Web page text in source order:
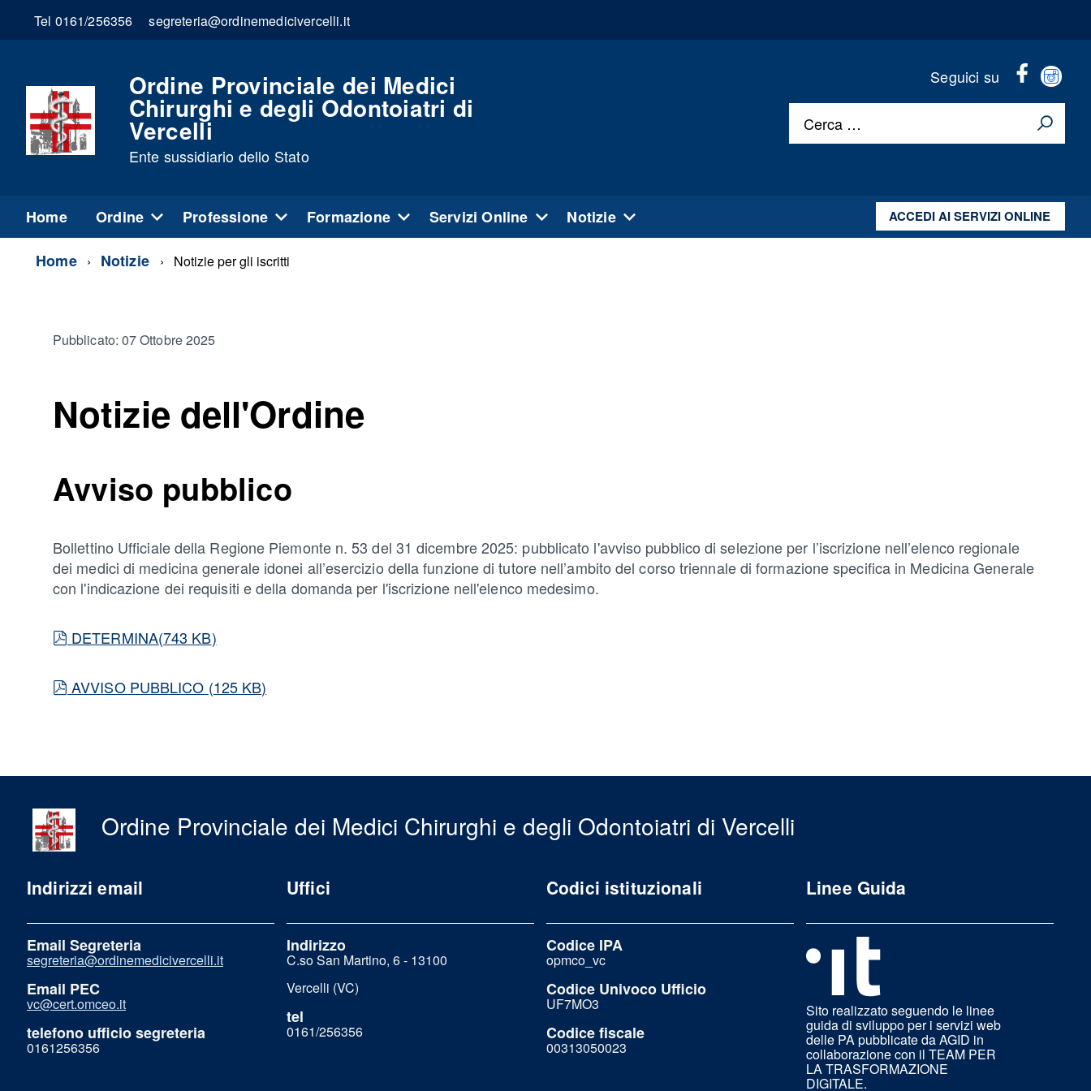
Tel 0161/256356 segreteria@ordinemedicivercelli.it
Ordine Provinciale dei Medici
Chirurghi e degli Odontoiatri di
Vercelli
Ente sussidiario dello Stato
Seguici su header
Cerca …
Home Ordine Professione Formazione Servizi Online Notizie ACCEDI AI SERVIZI ONLINE
Home Notizie Notizie per gli iscritti
Pubblicato: 07 Ottobre 2025
Notizie dell'Ordine
Avviso pubblico
Bollettino Ufficiale della Regione Piemonte n. 53 del 31 dicembre 2025: pubblicato l'avviso pubblico di selezione per l’iscrizione nell’elenco regionale
dei medici di medicina generale idonei all’esercizio della funzione di tutore nell’ambito del corso triennale di formazione specifica in Medicina Generale
con l'indicazione dei requisiti e della domanda per l'iscrizione nell'elenco medesimo.
pdf
DETERMINA(743 KB)
pdf
AVVISO PUBBLICO (125 KB)
Ordine Provinciale dei Medici Chirurghi e degli Odontoiatri di Vercelli
Indirizzi email
Email Segreteria
segreteria@ordinemedicivercelli.it
Email PEC
vc@cert.omceo.it
telefono ufficio segreteria
0161256356
Uffici
Indirizzo
C.so San Martino, 6 - 13100
Vercelli (VC)
tel
0161/256356
Codici istituzionali
Codice IPA
opmco_vc
Codice Univoco Ufficio
UF7MO3
Codice fiscale
00313050023
Linee Guida
Sito realizzato seguendo le linee
guida di sviluppo per i servizi web
delle PA pubblicate da AGID in
collaborazione con il TEAM PER
LA TRASFORMAZIONE
DIGITALE.